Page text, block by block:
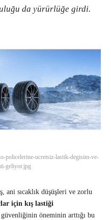
da yürürlüğe girdi.
policelerine-ucretsiz-lastik-degisim-ve-
geliyor.jpg
ani sıcaklık düşüşleri ve zorlu
için kış lastiği
öneminin arttığı bu